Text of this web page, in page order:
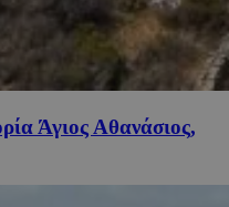
Άγιος Αθανάσιος,